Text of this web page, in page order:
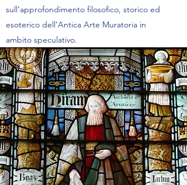
sull’approfondimento filosofico, storico ed
esoterico dell’Antica Arte Muratoria in
ambito speculativo.